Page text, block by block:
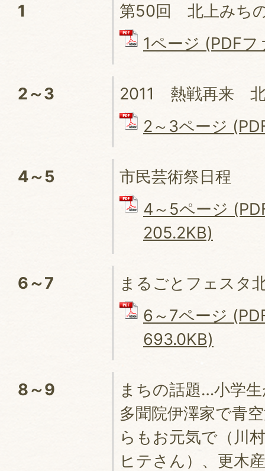
1
第50回 北上みち
1ページ (PDF
2～3
2011 熱戦再来 北
2～3ページ
4～5
市民芸術祭日程
4～5ページ
205.2KB)
6～7
まるごとフェスタ
6～7ページ
693.0KB)
8～9
まちの話題…小学
多聞院伊澤家で青
らもお元気で（川
ヒテさん）、更木